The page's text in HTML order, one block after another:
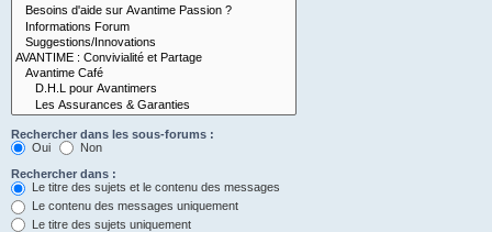
Rechercher dans les sous-forums :
Oui
Non
Rechercher dans :
Le titre des sujets et le contenu des messages
Le contenu des messages uniquement
Le titre des sujets uniquement